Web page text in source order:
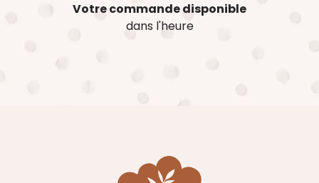
Votre commande disponible
dans l'heure